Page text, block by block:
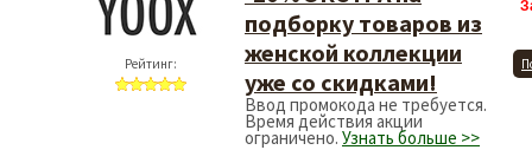
Рейтинг:
подборку товаров из
женской коллекции
уже со скидками!
Ввод промокода не требуется.
Время действия акции
ограничено. Узнать больше >>